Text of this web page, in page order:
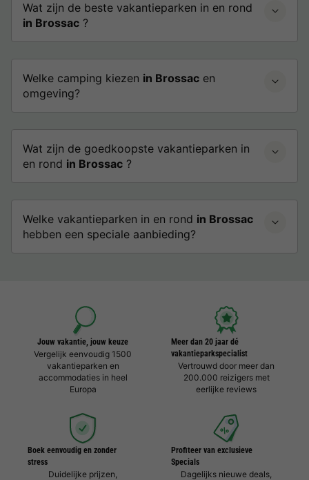
Wat zijn de beste vakantieparken in en rond
in Brossac ?
Welke camping kiezen in Brossac en
omgeving?
Wat zijn de goedkoopste vakantieparken in
en rond in Brossac ?
Welke vakantieparken in en rond in Brossac
hebben een speciale aanbieding?
Jouw vakantie, jouw keuze
Vergelijk eenvoudig 1500
vakantieparken en
accommodaties in heel
Europa
Meer dan 20 jaar dé
vakantieparkspecialist
Vertrouwd door meer dan
200.000 reizigers met
eerlijke reviews
Boek eenvoudig en zonder
stress
Duidelijke prijzen,
Profiteer van exclusieve
Specials
Dagelijks nieuwe deals,